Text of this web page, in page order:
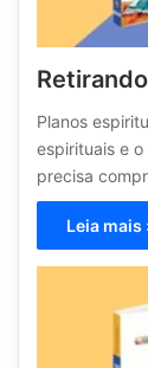
Planos
espirituais e
precisa
Leia mais